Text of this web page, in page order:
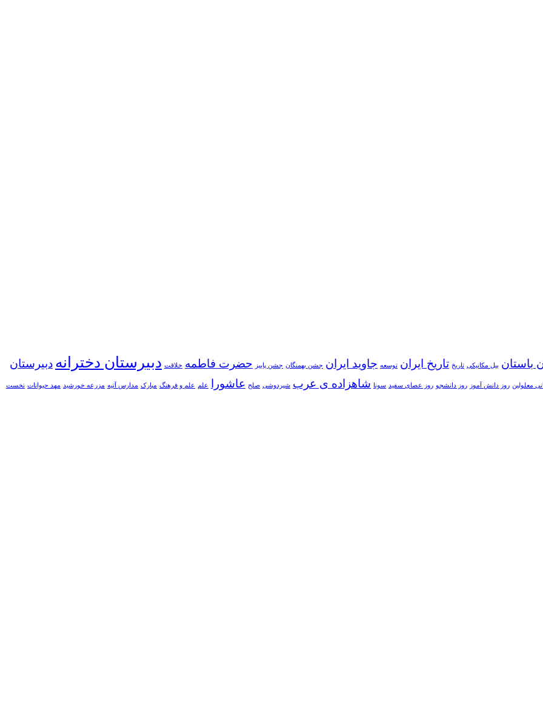
باستان بیل مکانیکی تاریخ تاریخ ایران توسعه جاوید ایران جشن بهمنگان جشن پاییز حضرت فاطمه خلاقت دبیرستان دخترانه دبیرستان
معلولین روز دانش آموز روز دانشجو روز عصای سفید سونا شاهزاده ی عرب شیردوشی صلح عاشورا علم علم و فرهنگ مبارک مدارس آتیه مزرعه خورشید مهد حیوانات نخست